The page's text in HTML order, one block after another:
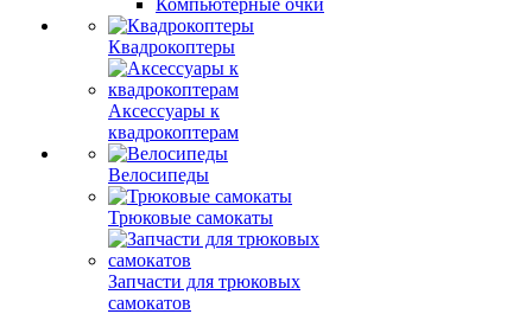
Компьютерные очки
Квадрокоптеры
Аксессуары к
квадрокоптерам
Велосипеды
Трюковые самокаты
Запчасти для трюковых
самокатов